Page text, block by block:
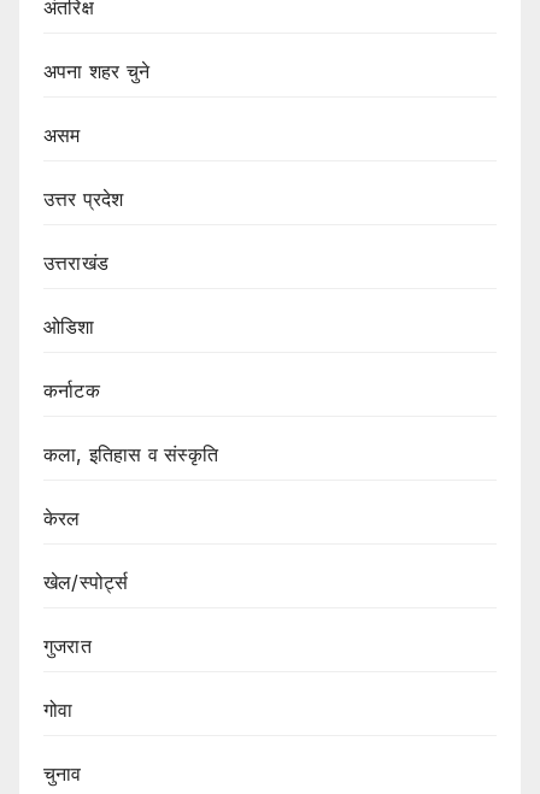
अंतरिक्ष
अपना शहर चुने
असम
उत्तर प्रदेश
उत्तराखंड
ओडिशा
कर्नाटक
कला, इतिहास व संस्कृति
केरल
खेल/स्पोर्ट्स
गुजरात
गोवा
चुनाव